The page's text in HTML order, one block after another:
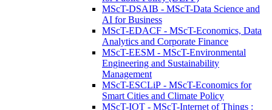
MScT-DSAIB - MScT-Data Science and
AI for Business
MScT-EDACF - MScT-Economics, Data
Analytics and Corporate Finance
MScT-EESM - MScT-Environmental
Engineering and Sustainability
Management
MScT-ESCLiP - MScT-Economics for
Smart Cities and Climate Policy
MScT-IOT - MScT-Internet of Things :